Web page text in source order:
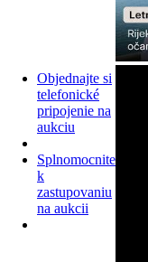
Objednajte si
telefonické
pripojenie na
aukciu
Splnomocnite
k
zastupovaniu
na aukcii